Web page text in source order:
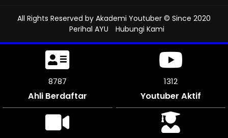
All Rights Reserved by Akademi Youtuber © Since 2020
Perihal AYU
Hubungi Kami
9246
Ahli Berdaftar
1312
Youtuber Aktif